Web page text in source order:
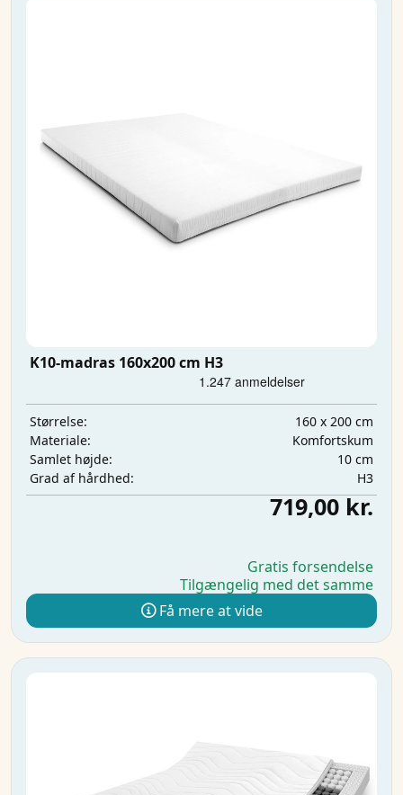
K10-madras 160x200 cm H3
Størrelse:
160 x 200 cm
Materiale:
Komfortskum
Samlet højde:
10 cm
Grad af hårdhed:
H3
719,00 kr.
Gratis forsendelse
Tilgængelig med det samme
Få mere at vide